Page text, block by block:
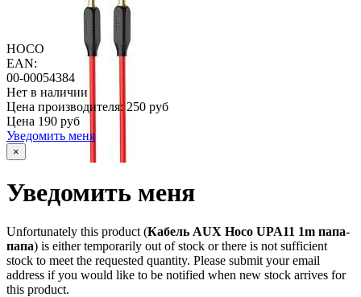
HOCO
EAN:
00-00054384
Нет в наличии
Цена производителя: 250 руб
Цена 190 руб
Уведомить меня
×
Уведомить меня
Unfortunately this product (Кабель AUX Hoco UPA11 1m папа-
папа) is either temporarily out of stock or there is not sufficient
stock to meet the requested quantity. Please submit your email
address if you would like to be notified when new stock arrives for
this product.